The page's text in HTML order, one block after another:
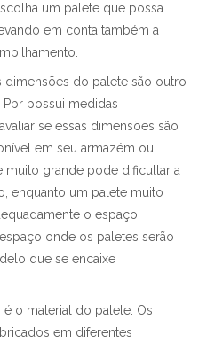
um palete que possa
em conta também a
dimensões do palete são outro
Pbr possui medidas
se essas dimensões são
em seu armazém ou
muito grande pode dificultar a
enquanto um palete muito
o espaço.
onde os paletes serão
que se encaixe
o material do palete. Os
em diferentes